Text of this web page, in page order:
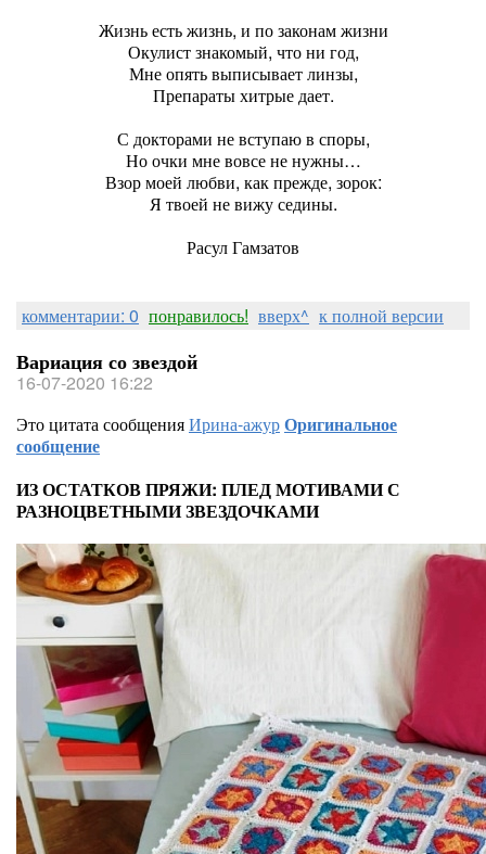
Жизнь есть жизнь, и по законам жизни
Окулист знакомый, что ни год,
Мне опять выписывает линзы,
Препараты хитрые дает.
С докторами не вступаю в споры,
Но очки мне вовсе не нужны…
Взор моей любви, как прежде, зорок:
Я твоей не вижу седины.
Расул Гамзатов
комментарии: 0 понравилось! вверх^ к полной версии
Вариация со звездой
16-07-2020 16:22
Это цитата сообщенияИрина-ажурОригинальное
сообщение
ИЗ ОСТАТКОВ ПРЯЖИ: ПЛЕД МОТИВАМИ С
РАЗНОЦВЕТНЫМИ ЗВЕЗДОЧКАМИ